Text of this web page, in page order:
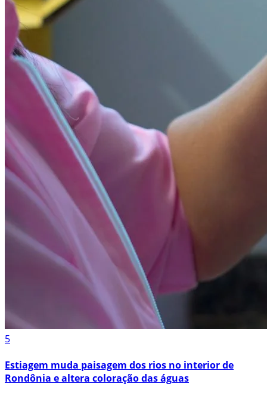
5
Estiagem muda paisagem dos rios no interior de
Rondônia e altera coloração das águas